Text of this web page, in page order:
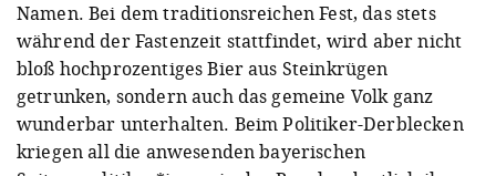
Namen. Bei dem traditionsreichen Fest, das stets
während der Fastenzeit stattfindet, wird aber nicht
bloß hochprozentiges Bier aus Steinkrügen
getrunken, sondern auch das gemeine Volk ganz
wunderbar unterhalten. Beim Politiker-Derblecken
kriegen all die anwesenden bayerischen